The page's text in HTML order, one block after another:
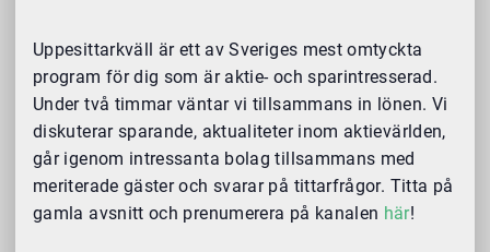
Uppesittarkväll är ett av Sveriges mest omtyckta
program för dig som är aktie- och sparintresserad.
Under två timmar väntar vi tillsammans in lönen. Vi
diskuterar sparande, aktualiteter inom aktievärlden,
går igenom intressanta bolag tillsammans med
meriterade gäster och svarar på tittarfrågor. Titta på
gamla avsnitt och prenumerera på kanalen här!